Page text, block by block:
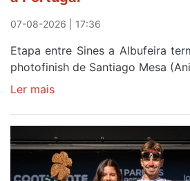
07-08-2026 | 17:36
Etapa entre Sines a Albufeira
photofinish de Santiago Mesa
Ler mais
Oliveira
é
sexto
e